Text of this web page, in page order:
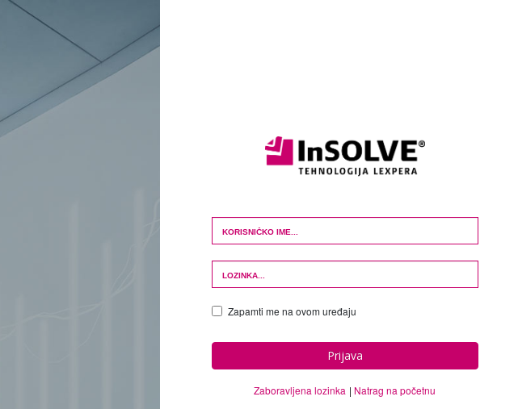
Login Form
Zapamti me na ovom uređaju
Prijava
Zaboravljena lozinka
Natrag na početnu